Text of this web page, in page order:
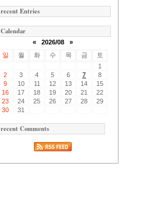
recent Entries
Calendar
« 2026/08
»
일
월 화 수 목 금
토
1
2
3 4 5 6 7
8
9
10 11 12 13 14
15
16
17 18 19 20 21
22
23
24 25 26 27 28
29
30
31
recent Comments